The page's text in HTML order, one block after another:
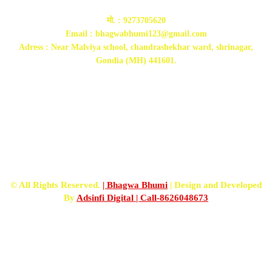
मो. : 9273705620
Email : bhagwabhumi123@gmail.com
Adress : Near Malviya school, chandrashekhar ward, shrinagar,
Gondia (MH) 441601.
© All Rights Reserved. | Bhagwa Bhumi | Design and Developed
By Adsinfi Digital | Call-8626048673